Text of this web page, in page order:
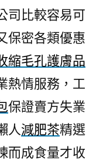
司比較容易可
保密各類優惠
縮毛孔護膚品
熱情服務，工
保證賣方失業
人減肥茶精選
而成食量才收